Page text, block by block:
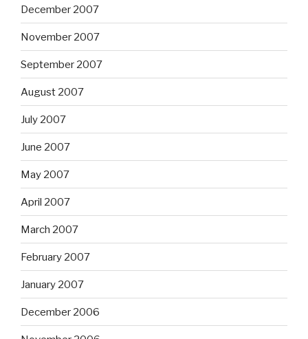
December 2007
November 2007
September 2007
August 2007
July 2007
June 2007
May 2007
April 2007
March 2007
February 2007
January 2007
December 2006